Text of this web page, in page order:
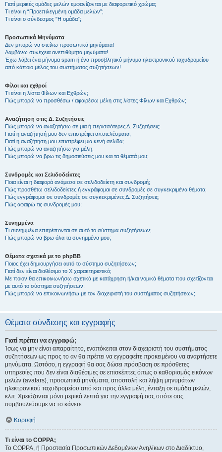
Γιατί μερικές ομάδες μελών εμφανίζονται με διαφορετικό χρώμα;
Τι είναι η “Προεπιλεγμένη ομάδα μελών”;
Τι είναι ο σύνδεσμος "Η ομάδα”;
Προσωπικά Μηνύματα
Δεν μπορώ να στείλω προσωπικά μηνύματα!
Λαμβάνω συνέχεια ανεπιθύμητα μηνύματα!
Έχω λάβει ένα μήνυμα spam ή ένα προσβλητικό μήνυμα ηλεκτρονικού ταχυδρομείου
από κάποιο μέλος του συστήματος συζητήσεων!
Φίλοι και εχθροί
Τι είναι η λίστα Φίλων και Εχθρών;
Πώς μπορώ να προσθέσω / αφαιρέσω μέλη στις λίστες Φίλων και Εχθρών;
Αναζήτηση στις Δ. Συζητήσεις
Πώς μπορώ να αναζητήσω σε μια ή περισσότερες Δ. Συζητήσεις;
Γιατί η αναζήτησή μου δεν επιστρέφει αποτελέσματα;
Γιατί η αναζήτηση μου επιστρέφει μια κενή σελίδα;
Πώς μπορώ να αναζητήσω για μέλη;
Πώς μπορώ να βρω τις δημοσιεύσεις μου και τα θέματά μου;
Συνδρομές και Σελιδοδείκτες
Ποια είναι η διαφορά ανάμεσα σε σελιδοδείκτη και συνδρομή;
Πώς προσθέτω σελιδοδείκτες ή εγγράφομαι σε συνδρομές σε συγκεκριμένα θέματα;
Πώς εγγράφομαι σε συνδρομές σε συγκεκριμένες Δ. Συζητήσεις;
Πώς αφαιρώ τις συνδρομές μου;
Συνημμένα
Τι συνημμένα επιτρέπονται σε αυτό το σύστημα συζητήσεων;
Πώς μπορώ να βρω όλα τα συνημμένα μου;
Θέματα σχετικά με το phpBB
Ποιος έχει δημιουργήσει αυτό το σύστημα συζητήσεων;
Γιατί δεν είναι διαθέσιμο το Χ χαρακτηριστικό;
Με ποιον θα επικοινωνήσω σχετικά με κατάχρηση ή/και νομικά θέματα που σχετίζονται
με αυτό το σύστημα συζητήσεων;
Πώς μπορώ να επικοινωνήσω με τον διαχειριστή του συστήματος συζητήσεων;
Θέματα σύνδεσης και εγγραφής
Γιατί πρέπει να εγγραφώ;
Ίσως να μην είναι απαραίτητο, εναπόκειται στον διαχειριστή του συστήματος
συζητήσεων ως προς το αν θα πρέπει να εγγραφείτε προκειμένου να αναρτήσετε
μηνύματα. Ωστόσο, η εγγραφή θα σας δώσει πρόσβαση σε πρόσθετες
υπηρεσίες που δεν είναι διαθέσιμες σε επισκέπτες όπως ο καθορισμός εικόνων
μελών (avatars), προσωπικά μηνύματα, αποστολή και λήψη μηνυμάτων
ηλεκτρονικού ταχυδρομείου από και προς άλλα μέλη, ένταξη σε ομάδα μελών,
κλπ. Χρειάζονται μόνο μερικά λεπτά για την εγγραφή σας οπότε σας
συμβουλεύουμε να το κάνετε.
Κορυφή
Τι είναι το COPPA;
Το COPPA, ή Προστασία Προσωπικών Δεδομένων Ανηλίκων στο Διαδίκτυο,